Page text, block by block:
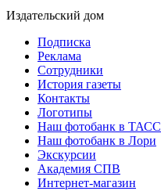
Издательский дом
Подписка
Реклама
Сотрудники
История газеты
Контакты
Логотипы
Наш фотобанк в ТАСС
Наш фотобанк в Лори
Экскурсии
Академия СПВ
Интернет-магазин